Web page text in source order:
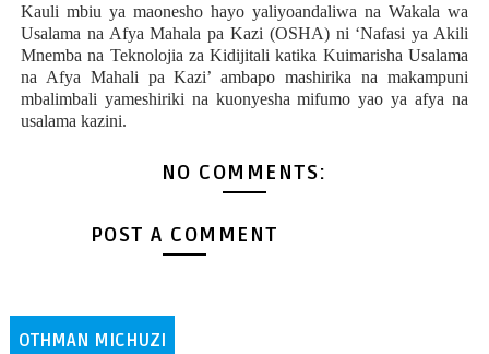
Kauli mbiu ya maonesho hayo yaliyoandaliwa na Wakala wa
Usalama na Afya Mahala pa Kazi (OSHA) ni ‘Nafasi ya Akili
Mnemba na Teknolojia za Kidijitali katika Kuimarisha Usalama
na Afya Mahali pa Kazi’ ambapo mashirika na makampuni
mbalimbali yameshiriki na kuonyesha mifumo yao ya afya na
usalama kazini.
NO COMMENTS:
POST A COMMENT
OTHMAN MICHUZI